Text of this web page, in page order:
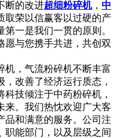
断的改进超细粉碎机， 中
取荣以信赢客以过硬的产
一是我们一贯的原则。
愿与您携手共进，共创双
，气流粉碎机不断丰富
改善了经济运行质态，
技倾注于中药粉碎机，
来。我们热忱欢迎广大客
品和满意的服务。公司注
职能部门，以及层级之间